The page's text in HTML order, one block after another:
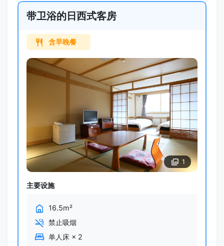
带卫浴的日西式客房
含早晚餐
1
主要设施
16.5m²
禁止吸烟
单人床 × 2